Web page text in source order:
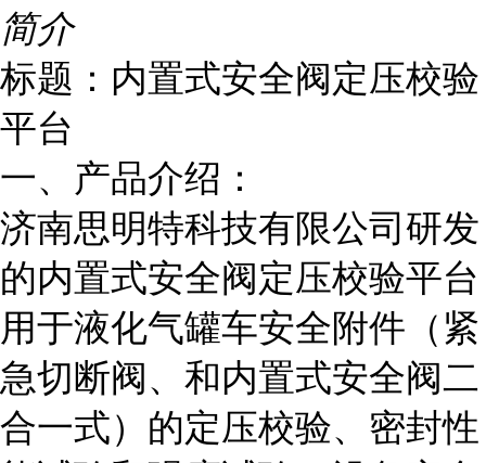
简介
标题：内置式安全阀定压校验
平台
一、产品介绍：
济南思明特科技有限公司研发
的内置式安全阀定压校验平台
用于液化气罐车安全附件（紧
急切断阀、和内置式安全阀二
合一式）的定压校验、密封性